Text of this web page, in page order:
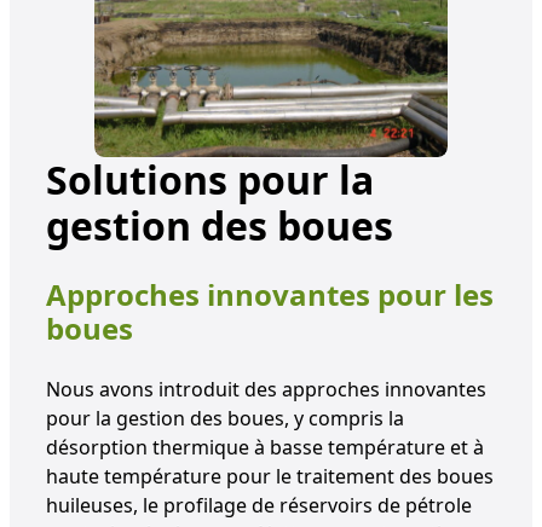
Solutions pour la
gestion des boues
Approches innovantes pour les
boues
Nous avons introduit des approches innovantes
pour la gestion des boues, y compris la
désorption thermique à basse température et à
haute température pour le traitement des boues
huileuses, le profilage de réservoirs de pétrole